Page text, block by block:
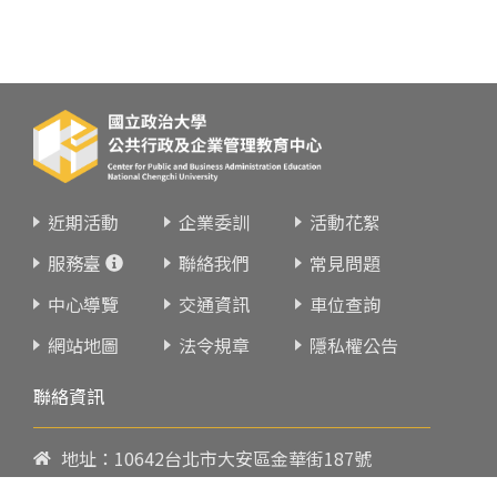
近期活動 企業委訓
活動花絮
服務臺
聯絡我們
常見問題
中心導覽
交通資訊
車位查詢
網站地圖
法令規章
隱私權公告
聯絡資訊
地址：10642台北市大安區金華街187號